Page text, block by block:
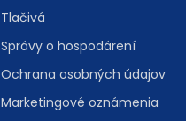
Tlačivá
Správy o hospodárení
Ochrana osobných údajov
Marketingové oznámenia